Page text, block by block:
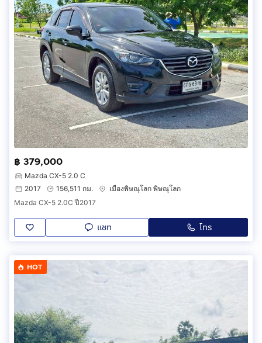
฿ 379,000
Mazda CX-5 2.0 C
2017
156,511 กม.
เมืองพิษณุโลก พิษณุโลก
Mazda CX-5 2.0C ปี2017
แชท โทร
HOT